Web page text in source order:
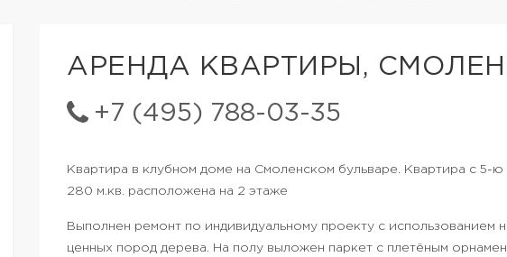
АРЕНДА КВАРТИРЫ,
+7 (495) 788-03-35
Квартира в клубном доме на Смоленском бульваре. Квартира с 5-
280 м.кв. расположена на 2 этаже
Выполнен ремонт по индивидуальному проекту с использованием
ценных пород дерева. На полу выложен паркет с плетёным